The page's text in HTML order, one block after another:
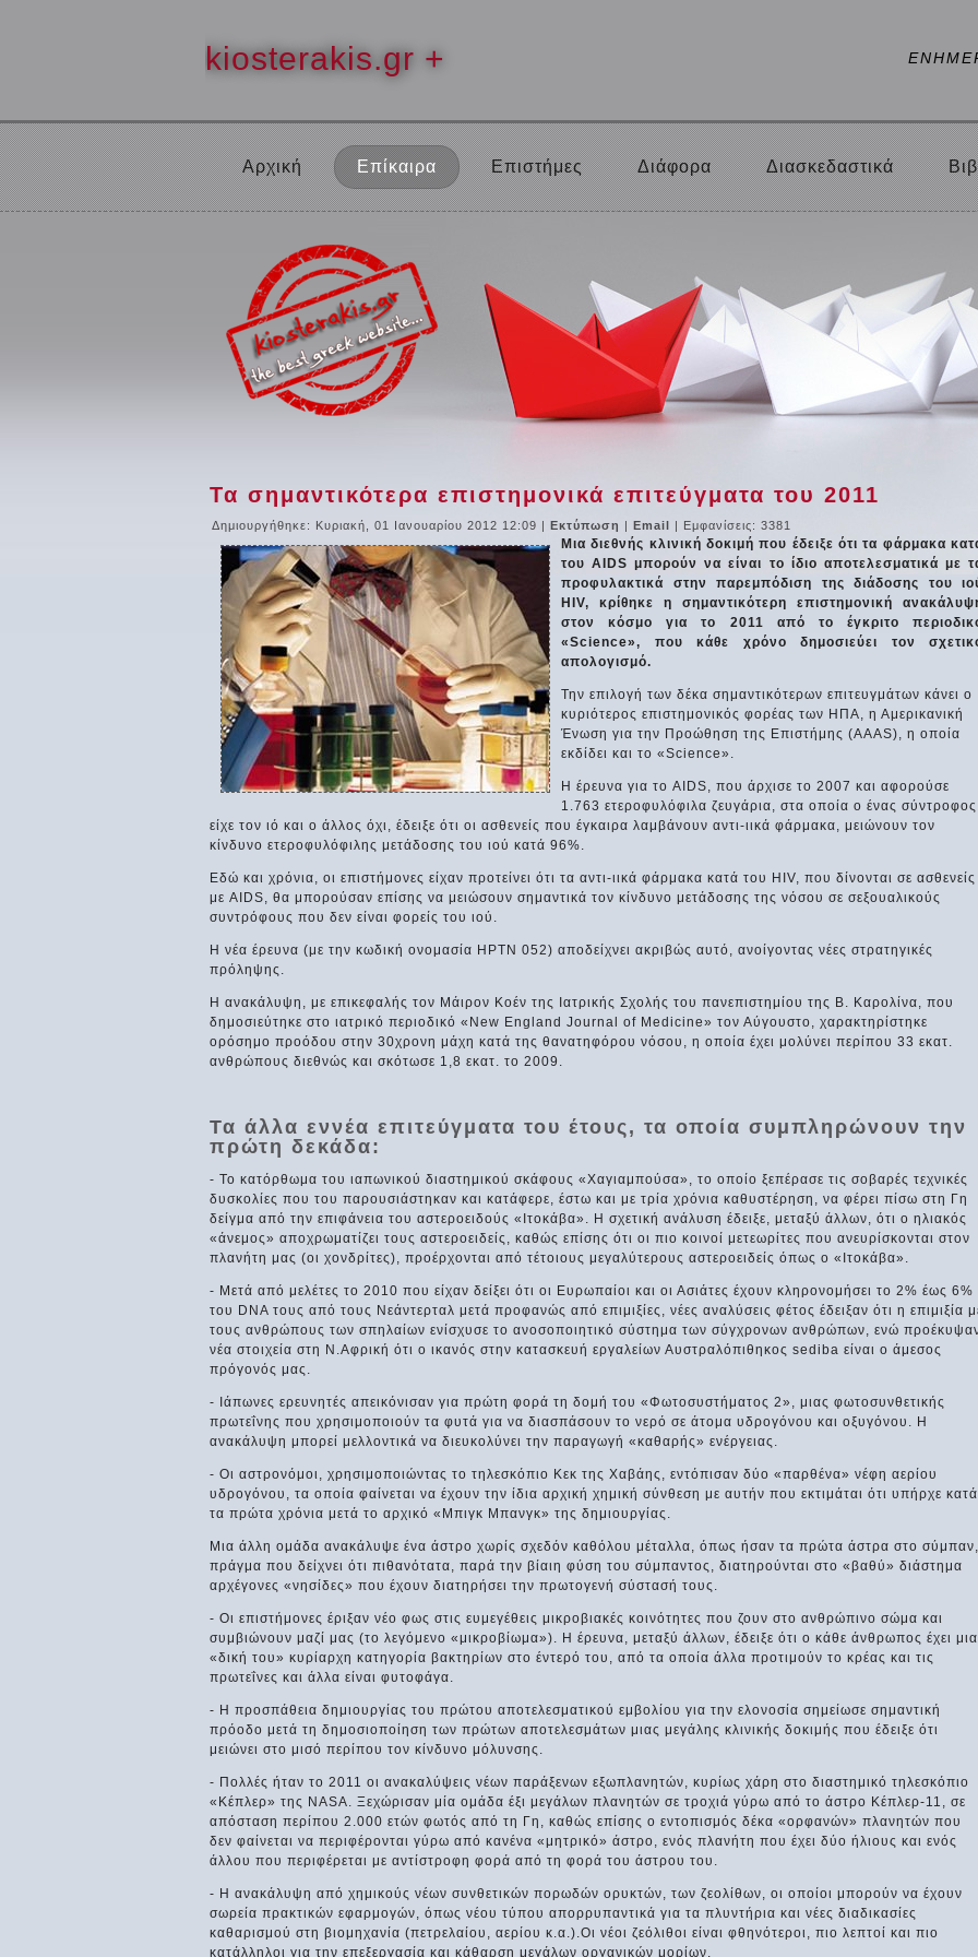
kiosterakis.gr +
Αρχική Επίκαιρα Επιστήμες Διάφορα Διασκεδαστικά
Τα σημαντικότερα επιστημονικά επιτεύγματα του 2011
Δημιουργήθηκε: Κυριακή, 01 Ιανουαρίου 2012 12:09 | Εκτύπωση | Email | Εμφανίσεις: 3381
Μια διεθνής κλινική δοκιμή που έδειξε ότι τα φάρμακα
του AIDS μπορούν να είναι το ίδιο αποτελεσματικά με
προφυλακτικά στην παρεμπόδιση της διάδοσης του
HIV, κρίθηκε η σημαντικότερη επιστημονική
στον κόσμο για το 2011 από το έγκριτο
«Science», που κάθε χρόνο δημοσιεύει τον
απολογισμό.
Την επιλογή των δέκα σημαντικότερων επιτευγμάτων κάνει ο
κυριότερος επιστημονικός φορέας των ΗΠΑ, η Αμερικανική
Ένωση για την Προώθηση της Επιστήμης (AAAS), η οποία
εκδίδει και το «Science».
Η έρευνα για το AIDS, που άρχισε το 2007 και αφορούσε
1.763 ετεροφυλόφιλα ζευγάρια, στα οποία ο ένας σύντροφος
είχε τον ιό και ο άλλος όχι, έδειξε ότι οι ασθενείς που έγκαιρα λαμβάνουν αντι-ιικά φάρμακα, μειώνουν τον
κίνδυνο ετεροφυλόφιλης μετάδοσης του ιού κατά 96%.
Εδώ και χρόνια, οι επιστήμονες είχαν προτείνει ότι τα αντι-ιικά φάρμακα κατά του HIV, που δίνονται σε ασθενείς
με AIDS, θα μπορούσαν επίσης να μειώσουν σημαντικά τον κίνδυνο μετάδοσης της νόσου σε σεξουαλικούς
συντρόφους που δεν είναι φορείς του ιού.
Η νέα έρευνα (με την κωδική ονομασία ΗΡΤΝ 052) αποδείχνει ακριβώς αυτό, ανοίγοντας νέες στρατηγικές
πρόληψης.
Η ανακάλυψη, με επικεφαλής τον Μάιρον Κοέν της Ιατρικής Σχολής του πανεπιστημίου της Β. Καρολίνα, που
δημοσιεύτηκε στο ιατρικό περιοδικό «New England Journal of Medicine» τον Αύγουστο, χαρακτηρίστηκε
ορόσημο προόδου στην 30χρονη μάχη κατά της θανατηφόρου νόσου, η οποία έχει μολύνει περίπου 33 εκατ.
ανθρώπους διεθνώς και σκότωσε 1,8 εκατ. το 2009.
Τα άλλα εννέα επιτεύγματα του έτους, τα οποία συμπληρώνουν την
πρώτη δεκάδα:
- Το κατόρθωμα του ιαπωνικού διαστημικού σκάφους «Χαγιαμπούσα», το οποίο ξεπέρασε τις σοβαρές τεχνικές
δυσκολίες που του παρουσιάστηκαν και κατάφερε, έστω και με τρία χρόνια καθυστέρηση, να φέρει πίσω στη Γη
δείγμα από την επιφάνεια του αστεροειδούς «Ιτοκάβα». Η σχετική ανάλυση έδειξε, μεταξύ άλλων, ότι ο ηλιακός
«άνεμος» αποχρωματίζει τους αστεροειδείς, καθώς επίσης ότι οι πιο κοινοί μετεωρίτες που ανευρίσκονται στον
πλανήτη μας (οι χονδρίτες), προέρχονται από τέτοιους μεγαλύτερους αστεροειδείς όπως ο «Ιτοκάβα».
- Μετά από μελέτες το 2010 που είχαν δείξει ότι οι Ευρωπαίοι και οι Ασιάτες έχουν κληρονομήσει το 2% έως 6%
του DNA τους από τους Νεάντερταλ μετά προφανώς από επιμιξίες, νέες αναλύσεις φέτος έδειξαν ότι η επιμιξία
τους ανθρώπους των σπηλαίων ενίσχυσε το ανοσοποιητικό σύστημα των σύγχρονων ανθρώπων, ενώ
νέα στοιχεία στη Ν.Αφρική ότι ο ικανός στην κατασκευή εργαλείων Αυστραλόπιθηκος sediba είναι ο άμεσος
πρόγονός μας.
- Ιάπωνες ερευνητές απεικόνισαν για πρώτη φορά τη δομή του «Φωτοσυστήματος 2», μιας φωτοσυνθετικής
πρωτεΐνης που χρησιμοποιούν τα φυτά για να διασπάσουν το νερό σε άτομα υδρογόνου και οξυγόνου. Η
ανακάλυψη μπορεί μελλοντικά να διευκολύνει την παραγωγή «καθαρής» ενέργειας.
- Οι αστρονόμοι, χρησιμοποιώντας το τηλεσκόπιο Κεκ της Χαβάης, εντόπισαν δύο «παρθένα» νέφη αερίου
υδρογόνου, τα οποία φαίνεται να έχουν την ίδια αρχική χημική σύνθεση με αυτήν που εκτιμάται ότι υπήρχε κατά
τα πρώτα χρόνια μετά το αρχικό «Μπιγκ Μπανγκ» της δημιουργίας.
Μια άλλη ομάδα ανακάλυψε ένα άστρο χωρίς σχεδόν καθόλου μέταλλα, όπως ήσαν τα πρώτα άστρα στο σύμπαν,
πράγμα που δείχνει ότι πιθανότατα, παρά την βίαιη φύση του σύμπαντος, διατηρούνται στο «βαθύ» διάστημα
αρχέγονες «νησίδες» που έχουν διατηρήσει την πρωτογενή σύστασή τους.
- Οι επιστήμονες έριξαν νέο φως στις ευμεγέθεις μικροβιακές κοινότητες που ζουν στο ανθρώπινο σώμα και
συμβιώνουν μαζί μας (το λεγόμενο «μικροβίωμα»). Η έρευνα, μεταξύ άλλων, έδειξε ότι ο κάθε άνθρωπος έχει μια
«δική του» κυρίαρχη κατηγορία βακτηρίων στο έντερό του, από τα οποία άλλα προτιμούν το κρέας και τις
πρωτεΐνες και άλλα είναι φυτοφάγα.
- Η προσπάθεια δημιουργίας του πρώτου αποτελεσματικού εμβολίου για την ελονοσία σημείωσε σημαντική
πρόοδο μετά τη δημοσιοποίηση των πρώτων αποτελεσμάτων μιας μεγάλης κλινικής δοκιμής που έδειξε ότι
μειώνει στο μισό περίπου τον κίνδυνο μόλυνσης.
- Πολλές ήταν το 2011 οι ανακαλύψεις νέων παράξενων εξωπλανητών, κυρίως χάρη στο διαστημικό τηλεσκόπιο
«Κέπλερ» της NASA. Ξεχώρισαν μία ομάδα έξι μεγάλων πλανητών σε τροχιά γύρω από το άστρο Κέπλερ-11, σε
απόσταση περίπου 2.000 ετών φωτός από τη Γη, καθώς επίσης ο εντοπισμός δέκα «ορφανών» πλανητών που
δεν φαίνεται να περιφέρονται γύρω από κανένα «μητρικό» άστρο, ενός πλανήτη που έχει δύο ήλιους και ενός
άλλου που περιφέρεται με αντίστροφη φορά από τη φορά του άστρου του.
- Η ανακάλυψη από χημικούς νέων συνθετικών πορωδών ορυκτών, των ζεολίθων, οι οποίοι μπορούν να έχουν
σωρεία πρακτικών εφαρμογών, όπως νέου τύπου απορρυπαντικά για τα πλυντήρια και νέες διαδικασίες
καθαρισμού στη βιομηχανία (πετρελαίου, αερίου κ.α.).Οι νέοι ζεόλιθοι είναι φθηνότεροι, πιο λεπτοί και πιο
κατάλληλοι για την επεξεργασία και κάθαρση μεγάλων οργανικών μορίων.